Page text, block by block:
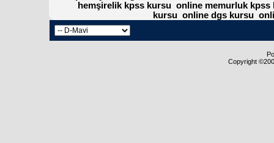
hemşirelik kpss kursu online memurluk kpss
kursu online dgs kursu
Copyright